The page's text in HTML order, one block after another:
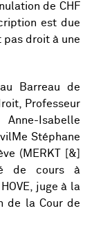
de CHF
est due
pas droit à une
Barreau de
Professeur
Isabelle
Stéphane
(MERKT [&]
de cours à
juge à la
de la Cour de